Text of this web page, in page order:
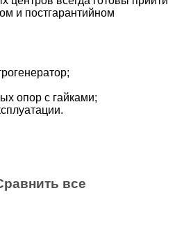
и постгарантийном
опор с гайками;
все